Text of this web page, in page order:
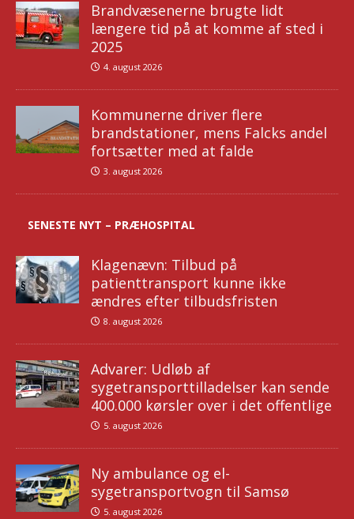
Brandvæsenerne brugte lidt
længere tid på at komme af sted i
2025
4. august 2026
Kommunerne driver flere
brandstationer, mens Falcks andel
fortsætter med at falde
3. august 2026
SENESTE NYT – PRÆHOSPITAL
Klagenævn: Tilbud på
patienttransport kunne ikke
ændres efter tilbudsfristen
8. august 2026
Advarer: Udløb af
sygetransporttilladelser kan sende
400.000 kørsler over i det offentlige
5. august 2026
Ny ambulance og el-
sygetransportvogn til Samsø
5. august 2026